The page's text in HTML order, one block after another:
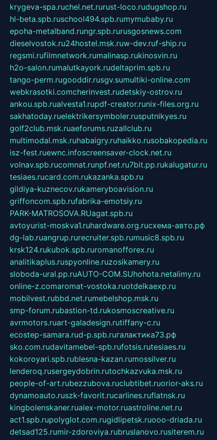
krygeva-spa.ruchel.net.rurust-loco.rudugshop.ru
hl-beta.spb.ruschool494.spb.rumymubaby.ru
epoha-metalband.rungr.spb.rurusgosnews.com
dieselvostok.ru24hostel.msk.ruw-dev.ruf-ship.ru
regsmi.rufilmnetwork.rumalinasp.rukinosvin.ru
h2o-salon.rumalutkayork.rudeltaprim.spb.ru
tango-perm.rugooddir.rusgv.sumultiki-online.com
webkrasotki.comcherinvest.rudetskiy-ostrov.ru
ankou.spb.rualvesta1.rupdf-creator.runix-files.org.ru
sakhatoday.ruelektrikersymboler.rusputnikyes.ru
golf2club.msk.ruaeforums.ruzallclub.ru
multimodal.msk.ruhabaigry.ruhaikko.rusobakopedia.ru
isz-fest.ruewnc.infoscreensaver-clock.net.ru
volnav.spb.rucomnat.runpf.net.ru7bit.pp.rukalugatur.ru
tesiaes.rucard.com.rukazanka.spb.ru
gildiya-kuznecov.rukameryboavision.ru
griffoncom.spb.rufabrika-emotsiy.ru
PARK-MATROSOVA.RUagat.spb.ru
avtoyurist-moskva1.ruhardware.org.ruсхема-авто.рф
dg-lab.ruangrup.rurecruiter.spb.rumusic8.spb.ru
krsk124.rukubok.spb.ruromanofforex.ru
analitikaplus.ruspyonline.ruzosikamery.ru
sloboda-ural.pp.ruAUTO-COM.SUhohota.netalimy.ru
online-z.comaromat-vostoka.ruotdelkaexp.ru
mobilvest.rubbd.net.rumebelshop.msk.ru
smp-forum.rubastion-td.rukosmoscreative.ru
avrmotors.ruart-galadesign.rutiffany-c.ru
ecostep-samara.rud-p.spb.ruгалактика73.рф
sko.com.rudavitamebel-spb.rufotsis.rutesiaes.ru
kokoroyari.spb.rublesna-kazan.rumossilver.ru
lenderoq.rusergeydobrin.rutochkazvuka.msk.ru
people-of-art.rubezzubova.ruclubtibet.ruorior-aks.ru
dynamoauto.ruszk-favorit.rucarlines.ruflatnsk.ru
kingbolenskaner.rualex-motor.ruastroline.net.ru
act1.spb.rupolyglot.com.rugidlipetsk.ruooo-driada.ru
detsad125.rumir-zdoroviya.rubruslanovo.rusiterem.ru